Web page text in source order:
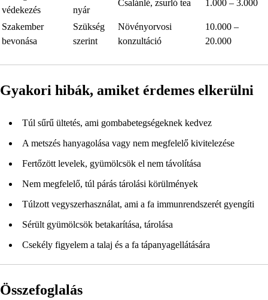
védekezés
nyár
Csalánlé, zsurló tea 1.000 – 3.000
Szakember
bevonása
Szükség
szerint
Növényorvosi
konzultáció
10.000 –
20.000
Gyakori hibák, amiket érdemes elkerülni
Túl sűrű ültetés, ami gombabetegségeknek kedvez
A metszés hanyagolása vagy nem megfelelő kivitelezése
Fertőzött levelek, gyümölcsök el nem távolítása
Nem megfelelő, túl párás tárolási körülmények
Túlzott vegyszerhasználat, ami a fa immunrendszerét gyengíti
Sérült gyümölcsök betakarítása, tárolása
Csekély figyelem a talaj és a fa tápanyagellátására
Összefoglalás